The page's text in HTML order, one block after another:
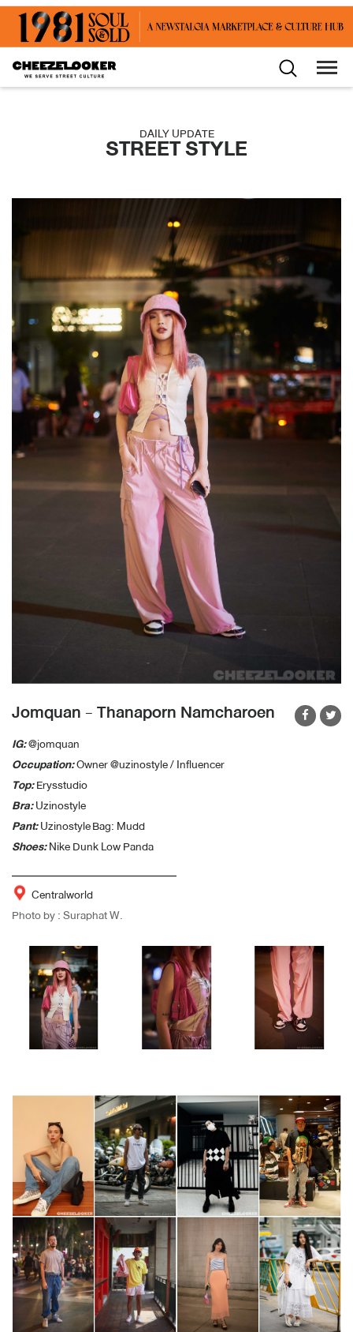
DAILY UPDATE
STREET STYLE
Jomquan - Thanaporn Namcharoen
IG:@jomquan
Occupation:Owner @uzinostyle / Influencer
Top:Erysstudio
Bra:Uzinostyle
Pant:UzinostyleBag: Mudd
Shoes:Nike Dunk Low Panda
Centralworld
Photo by : Suraphat W.